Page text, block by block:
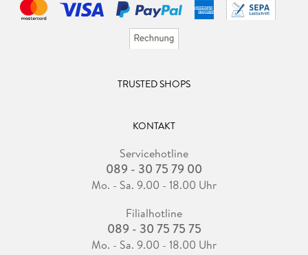
TRUSTED SHOPS
KONTAKT
Servicehotline
089 - 30 75 79 00
Mo. - Sa. 9.00 - 18.00 Uhr
Filialhotline
089 - 30 75 75 75
Mo. - Sa. 9.00 - 18.00 Uhr